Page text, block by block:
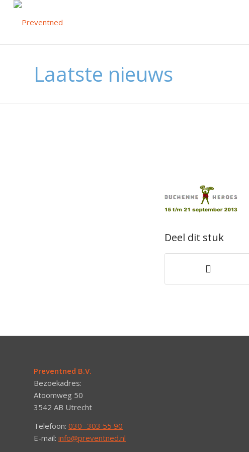
Laatste nieuws
Deel dit stuk
Preventned B.V.
Bezoekadres:
Atoomweg 50
3542 AB Utrecht
Telefoon: 030 -303 55 90
E-mail: info@preventned.nl